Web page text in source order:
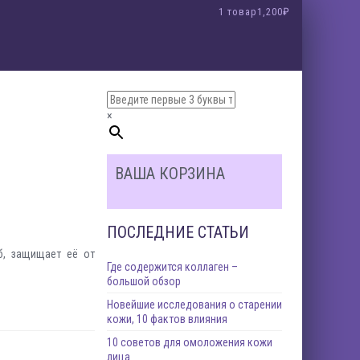
1 товар 1,200₽
для этого есть все условия. Здесь представлен
этого поистине королевского цветка.
в Крыму
SPF20, SPF15
по России
защищает её от
×
ВАША КОРЗИНА
ПОСЛЕДНИЕ СТАТЬИ
Где содержится коллаген –
большой обзор
Новейшие исследования о старении
кожи, 10 фактов влияния
10 советов для омоложения кожи
лица